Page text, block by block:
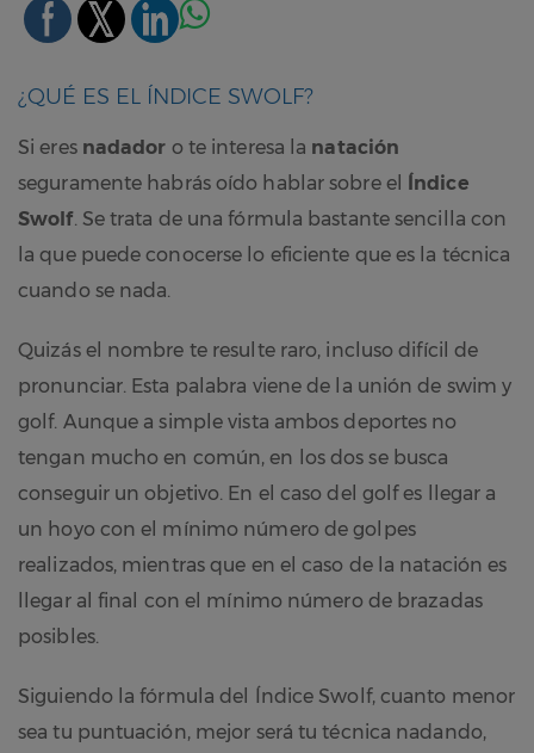
¿QUÉ ES EL ÍNDICE SWOLF?
Si eres nadador o te interesa la natación
seguramente habrás oído hablar sobre el Índice
Swolf. Se trata de una fórmula bastante sencilla con
la que puede conocerse lo eficiente que es la técnica
cuando se nada.
Quizás el nombre te resulte raro, incluso difícil de
pronunciar. Esta palabra viene de la unión de swim y
golf. Aunque a simple vista ambos deportes no
tengan mucho en común, en los dos se busca
conseguir un objetivo. En el caso del golf es llegar a
un hoyo con el mínimo número de golpes
realizados, mientras que en el caso de la natación es
llegar al final con el mínimo número de brazadas
posibles.
Siguiendo la fórmula del Índice Swolf, cuanto menor
sea tu puntuación, mejor será tu técnica nadando,